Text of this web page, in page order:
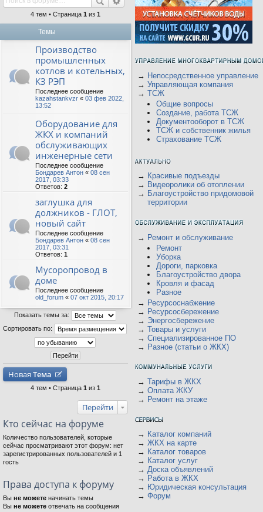
4 тем • Страница 1 из 1
Темы
Производство
промышленных
котлов и котельных,
КЗ РЭП
Последнее сообщение
kazahstankvzr « 03 фев 2022,
13:52
Оборудование для
ЖКХ и компаний
обслуживающих
инженерные сети
Последнее сообщение
Бондарев Антон « 08 сен
2017, 03:33
Ответов: 2
заглушка для
должников - ГЛОТ,
новый сайт
Последнее сообщение
Бондарев Антон « 08 сен
2017, 03:31
Ответов: 1
Мусоропровод в
доме
Последнее сообщение
old_forum « 07 окт 2015, 20:17
Показать темы за:
Сортировать по:
Новая Тема
4 тем • Страница 1 из 1
Перейти
Кто сейчас на форуме
Количество пользователей, которые
сейчас просматривают этот форум: нет
зарегистрированных пользователей и 1
гость
Права доступа к форуму
Вы не можете начинать темы
Вы не можете отвечать на сообщения
→ Непосредственное управление
→ Управляющая компания
→ ТСЖ
Общие вопросы
Создание, работа ТСЖ
Документооборот в ТСЖ
ТСЖ и собственник жилья
Страхование ТСЖ
→ Красивые подъезды
→ Видеоролики об отоплении
→ Благоустройство придомовой
территории
→ Ремонт и обслуживание
Ремонт
Уборка
Дороги, парковка
Благоустройство двора
Кровля и фасад
Разное
→ Ресурсоснабжение
→ Ресурсосбережение
→ Энергосбережение
→ Товары и услуги
→ Специализированное ПО
→ Разное (статьи о ЖКХ)
→ Тарифы в ЖКХ
→ Оплата ЖКУ
→ Ремонт на этаже
→ Каталог компаний
→ ЖКХ на карте
→ Каталог товаров
→ Каталог услуг
→ Доска объявлений
→ Работа в ЖКХ
→ Юридическая консультация
→ Форум